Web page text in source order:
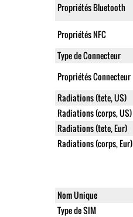
Propriétés Bluetooth
Propriétés NFC
Type de Connecteur
Propriétés Connecteur
Radiations (tete, US)
Radiations (corps, US)
Radiations (tete, Eur)
Radiations (corps, Eur)
Nom Unique
Type de SIM